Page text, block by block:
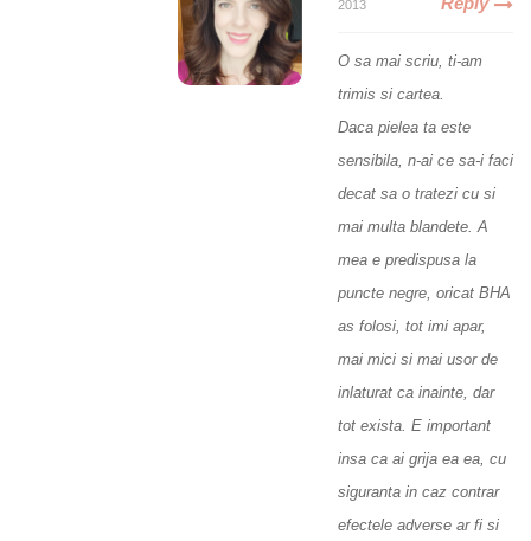
2013
O sa mai scriu, ti-am
trimis si cartea.
Daca pielea ta este
sensibila, n-ai ce sa-i faci
decat sa o tratezi cu si
mai multa blandete. A
mea e predispusa la
puncte negre, oricat BHA
as folosi, tot imi apar,
mai mici si mai usor de
inlaturat ca inainte, dar
tot exista. E important
insa ca ai grija ea ea, cu
siguranta in caz contrar
efectele adverse ar fi si